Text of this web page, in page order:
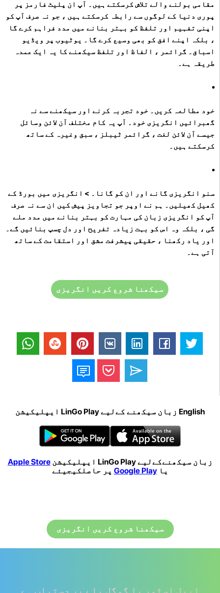
مقامی بولنے والے تلاش کرسکتے ہیں۔ آپ ان پلیٹ فارمز پر
پوری دنیا کے لوگوں سے رابطہ کرسکتے ہیں ، جو نہ صرف آپ کو
اپنی تفہیم اور تلفظ کو بہتر بنانے میں مدد فراہم کرے گا
، بلکہ اپنے افق کو بھی وسیع کرے گا۔ یوٹیوب پر ویڈیو
اسباق۔ گرائمر ، الفاظ اور تلفظ سیکھنے کا یہ ایک عمدہ
طریقہ ہے۔
خود مطالعہ کریں۔ خود تجربہ کرنے اور سیکھنے سے نہ
گھبرائیں انگریزی خود۔ آپ یہ کام مختلف آن لائن وسائل
جیسے آن لائن لغت ، گرائمر ٹیبلز ، سبق وغیرہ کے ساتھ
کرسکتے ہیں۔
سنو انگریزی گانے اور ان کو گانا۔ > انگریزی میں بورڈ کے
کھیل کھیلیں۔ ہم نے اوپر جو تجاویز پیش کیں ان سے نہ صرف
آپ کو انگریزی زبان کی مہارت کو بہتر بنانے میں مدد ملے
گی ، بلکہ وہ اس کو بہت زیادہ تفریح ​​اور دل چسپ بنائیں گے۔
اور یاد رکھنا ، حقیقی پیشرفت مشق اور استقامت کے ساتھ
آتی ہے۔
سیکھنا شروع کریں انگریزی
English زبان سیکھنے کےلیے LinGo Play ایپلیکیشن
زبان سیکھنےکےلیے LinGo Play ایپلیکیشن
Apple Store
یاGoogle Play پر حاصلکیجیئے
سیکھنا شروع کریں انگریزی
ایپل اسٹور یا گوگل پلے پر دستیاب ہے